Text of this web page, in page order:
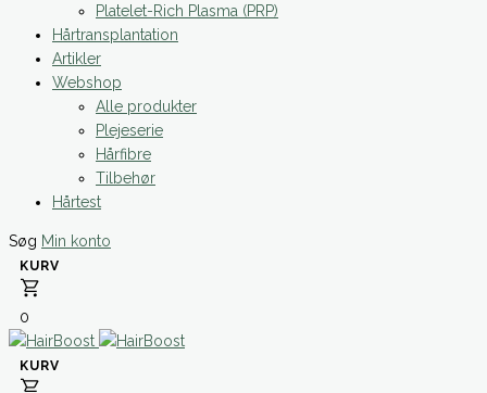
Platelet-Rich Plasma (PRP)
Hårtransplantation
Artikler
Webshop
Alle produkter
Plejeserie
Hårfibre
Tilbehør
Hårtest
Søg Min konto
0